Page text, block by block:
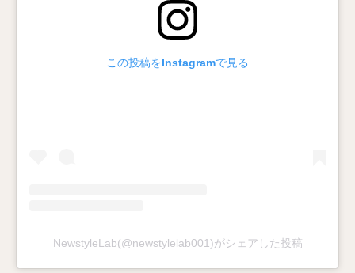
この投稿をInstagramで見る
NewstyleLab(@newstylelab001)がシェアした投稿